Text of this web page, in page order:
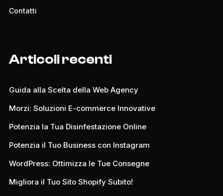
Contatti
Articoli recenti
Guida alla Scelta della Web Agency
Morzi: Soluzioni E-commerce Innovative
Potenzia la Tua Disinfestazione Online
Potenzia il Tuo Business con Instagram
WordPress: Ottimizza le Tue Consegne
Migliora il Tuo Sito Shopify Subito!